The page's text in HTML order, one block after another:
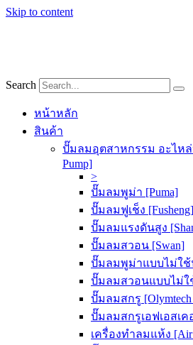
Skip to content
Search
หน้าหลัก
สินค้า
ปั๊มลมอุตสาหกรรม อะไหล่
Pump]
>
ปั๊มลมพูม่า [Puma]
ปั๊มลมฟูเช็ง [Fusheng]
ปั๊มลมแรงดันสูง
ปั๊มลมสวอน [Swan]
ปั๊มลมพูม่าแบบไม่ใช้
ปั๊มลมสวอนแบบไม่ใ
ปั๊มลมสกรู [Olymtech
ปั๊มลมสกรูเอฟเอสเค
เครื่องทำลมแห้ง [Air